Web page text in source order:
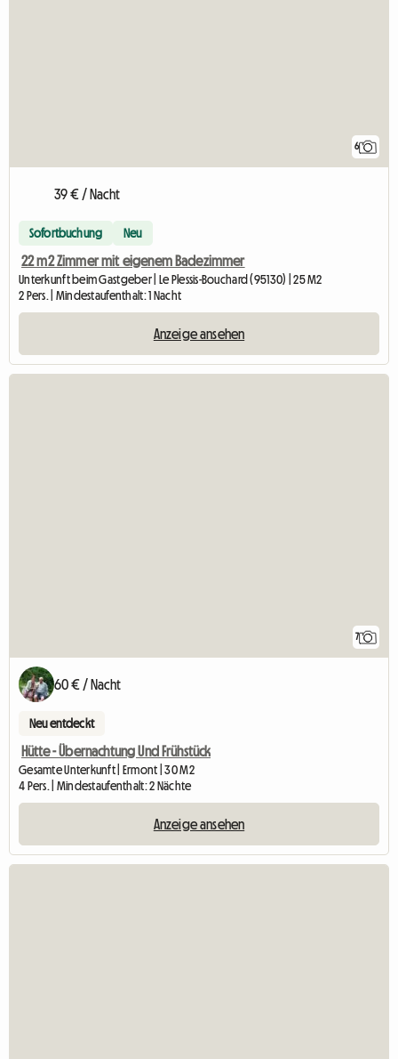
6
39 € / Nacht
Sofortbuchung Neu
22 m2 Zimmer mit eigenem Badezimmer
Unterkunft beim Gastgeber | Le Plessis-Bouchard (95130) | 25 M2
2 Pers. | Mindestaufenthalt: 1 Nacht
Anzeige ansehen
7
60 € / Nacht
Neu entdeckt
Hütte - Übernachtung Und Frühstück
Gesamte Unterkunft | Ermont | 30 M2
4 Pers. | Mindestaufenthalt: 2 Nächte
Anzeige ansehen